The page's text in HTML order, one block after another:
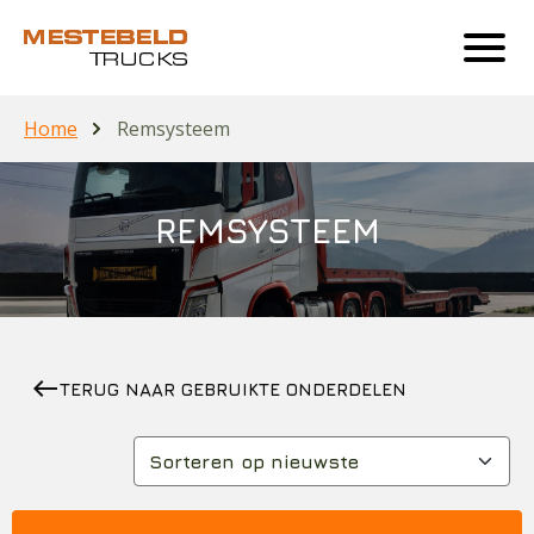
Home Remsysteem
REMSYSTEEM
westTERUG NAAR GEBRUIKTE ONDERDELEN